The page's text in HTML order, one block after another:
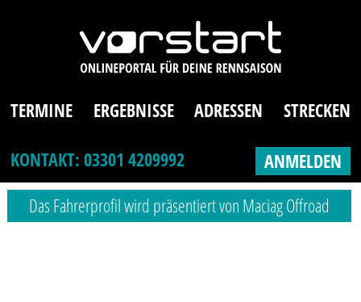
TERMINE ERGEBNISSE ADRESSEN
STRECKEN
KONTAKT: 03301 4209992
ANMELDEN
Das Fahrerprofil wird präsentiert von Maciag Offroad